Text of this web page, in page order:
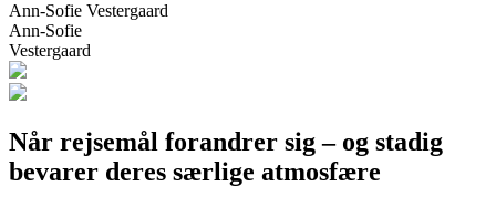
Ann-Sofie Vestergaard
Ann-Sofie
Vestergaard
Når rejsemål forandrer sig – og stadig
bevarer deres særlige atmosfære